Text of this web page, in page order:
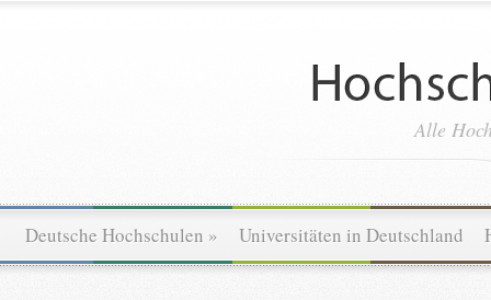
Alle
Deutsche Hochschulen » Universitäten in Deutschland